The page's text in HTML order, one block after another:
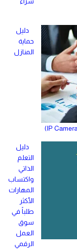
دليل
حماية
المنازل
دليل
التعلم
الذاتي
واكتساب
المهارات
الأكثر
طلباً في
سوق
العمل
الرقمي